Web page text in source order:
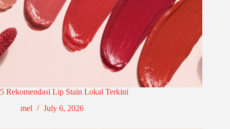
5 Rekomendasi Lip Stain Lokal Terkini
mel
July 6, 2026